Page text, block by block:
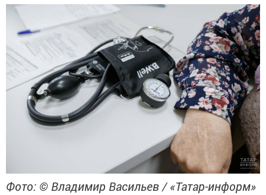
Фото: © Владимир Васильев / «Татар-информ»